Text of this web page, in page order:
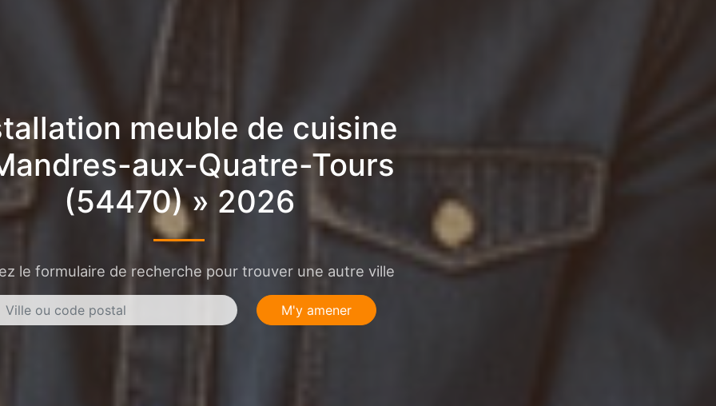
meuble de cuisine
aux-Quatre-Tours
(54470) » 2026
le formulaire de recherche pour trouver une autre ville
M'y amener